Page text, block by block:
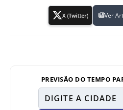
X (Twitter) Ver
PREVISÃO DO TEMPO